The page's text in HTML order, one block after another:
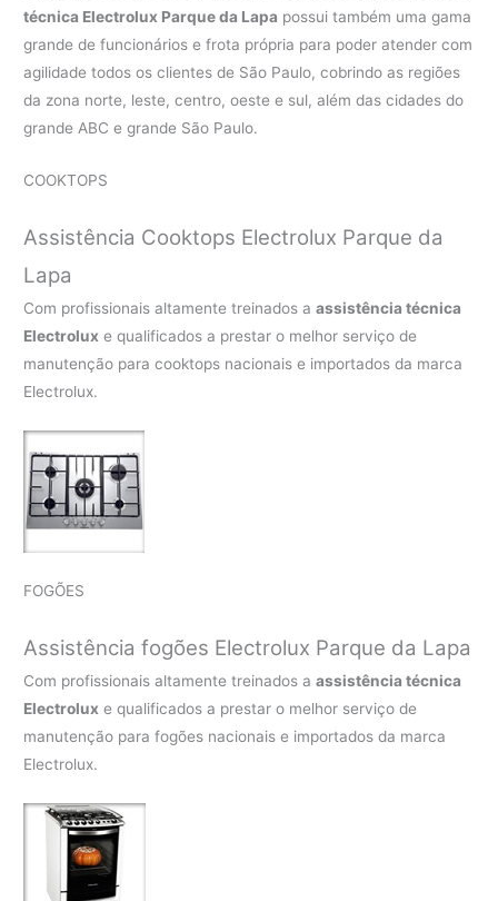
técnica Electrolux Parque da Lapa possui também uma gama
grande de funcionários e frota própria para poder atender com
agilidade todos os clientes de São Paulo, cobrindo as regiões
da zona norte, leste, centro, oeste e sul, além das cidades do
grande ABC e grande São Paulo.
COOKTOPS
Assistência Cooktops Electrolux Parque da
Lapa
Com profissionais altamente treinados aassistência técnica
Electrolux e qualificados a prestar o melhor serviço de
manutenção para cooktops nacionais e importados da marca
Electrolux.
FOGÕES
Assistência fogões Electrolux Parque da Lapa
Com profissionais altamente treinados aassistência técnica
Electrolux e qualificados a prestar o melhor serviço de
manutenção para fogões nacionais e importados da marca
Electrolux.